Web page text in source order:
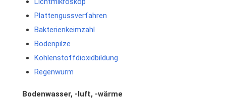
Plattengussverfahren
Bakterienkeimzahl
Bodenpilze
Kohlenstoffdioxidbildung
Regenwurm
Bodenwasser, -luft, -wärme